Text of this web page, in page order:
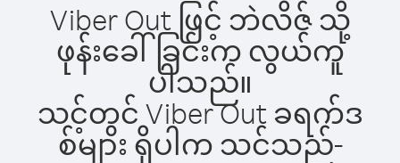
Viber Out ဖြင့် ဘဲလိဇ် သို့
ဖုန်းခေါ်ခြင်းက လွယ်ကူ
ပါသည်။
သင့်တွင် Viber Out ခရက်ဒ
စ်များ ရှိပါက သင်သည်-